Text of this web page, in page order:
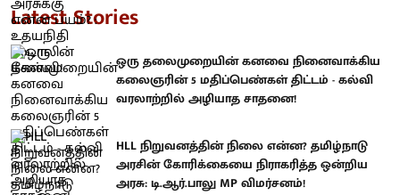
Latest Stories
ஒரு தலைமுறையின் கனவை நினைவாக்கிய
கலைஞரின் 5 மதிப்பெண்கள் திட்டம் - கல்வி
வரலாற்றில் அழியாத சாதனை!
HLL நிறுவனத்தின் நிலை என்ன? தமிழ்நாடு
அரசின் கோரிக்கையை நிராகரித்த ஒன்றிய
அரசு: டி.ஆர்.பாலு MP விமர்சனம்!